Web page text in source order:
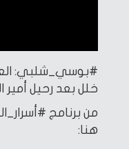
#بوسي_شلبي:
خلل بعد رحيل أمير
من برنامج
هنا: